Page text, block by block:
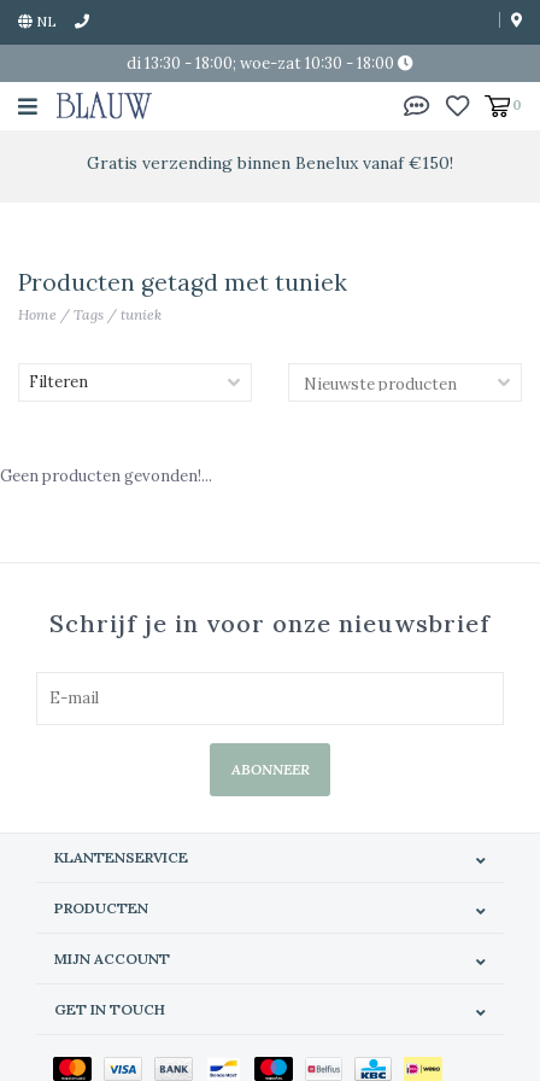
NL
di 13:30 - 18:00; woe-zat 10:30 - 18:00
0
Gratis verzending binnen Benelux vanaf €150!
Producten getagd met tuniek
Home / Tags / tuniek
Filteren
Geen producten gevonden!...
Schrijf je in voor onze nieuwsbrief
ABONNEER
KLANTENSERVICE
PRODUCTEN
MIJN ACCOUNT
GET IN TOUCH